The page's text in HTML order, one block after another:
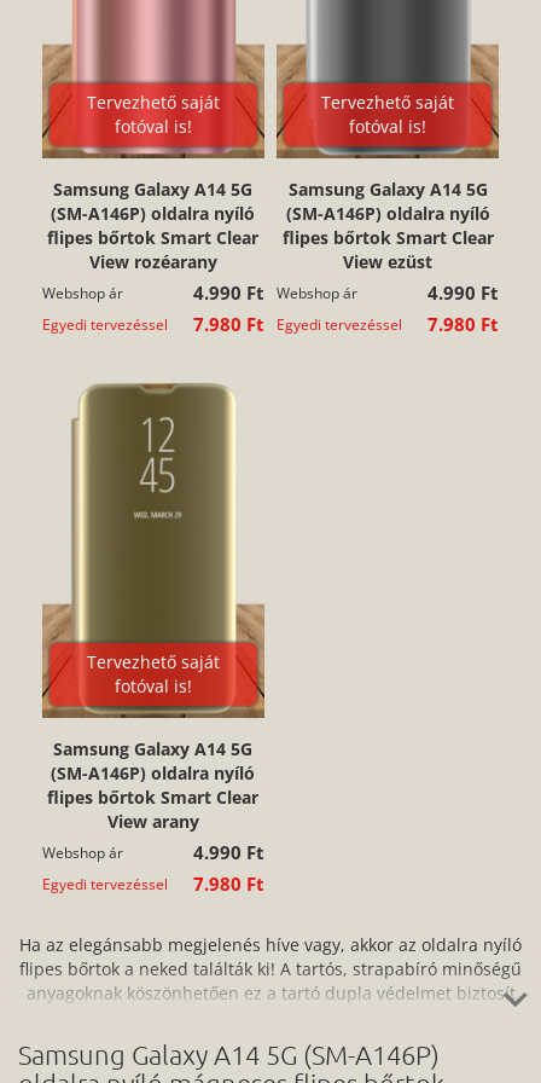
Tervezhető saját
fotóval is!
Samsung Galaxy A14 5G
(SM-A146P) oldalra nyíló
flipes bőrtok Smart Clear
View rozéarany
Webshop ár 4.990 Ft
Egyedi tervezéssel 7.980 Ft
Tervezhető saját
fotóval is!
Samsung Galaxy A14 5G
(SM-A146P) oldalra nyíló
flipes bőrtok Smart Clear
View ezüst
Webshop ár 4.990 Ft
Egyedi tervezéssel 7.980 Ft
Tervezhető saját
fotóval is!
Samsung Galaxy A14 5G
(SM-A146P) oldalra nyíló
flipes bőrtok Smart Clear
View arany
Webshop ár 4.990 Ft
Egyedi tervezéssel 7.980 Ft
Ha az elegánsabb megjelenés híve vagy, akkor az oldalra nyíló
flipes bőrtok a neked találták ki! A tartós, strapabíró minőségű
anyagoknak köszönhetően ez a tartó dupla védelmet biztosít
könnyen hozzáférsz az eszköz portjaihoz és kezelőpaneljéhez
is. A könnyen felhelyezhető és ugyanilyen egyszerűen
Samsung Galaxy A14 5G (SM-A146P)